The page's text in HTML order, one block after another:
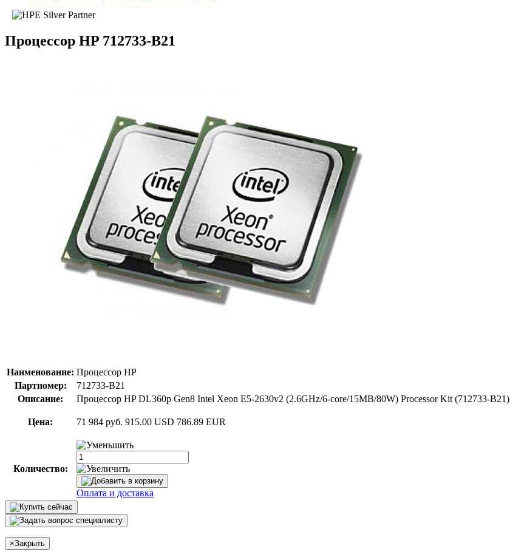
Процессор HP 712733-B21
Наименование: Процессор HP
Партномер:
712733-B21
Описание:
Процессор HP DL360p Gen8 Intel Xeon E5-2630v2 (2.6GHz/6-core/15MB/80W) Processor Kit (712733-B21)
Цена: 71 984 руб. 915.00 USD 786.89 EUR
Количество:
Оплата и доставка
×Закрыть